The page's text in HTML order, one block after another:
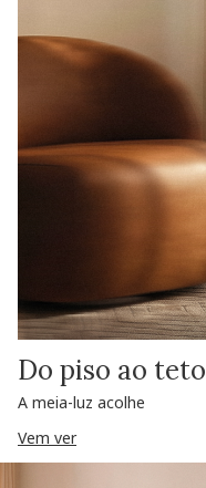
Do piso ao teto
A meia-luz acolhe
Vem ver